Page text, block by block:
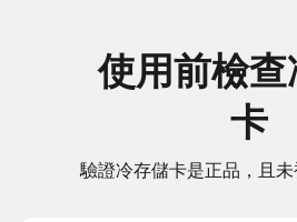
使用前檢
卡
驗證冷存儲卡是正品，且未